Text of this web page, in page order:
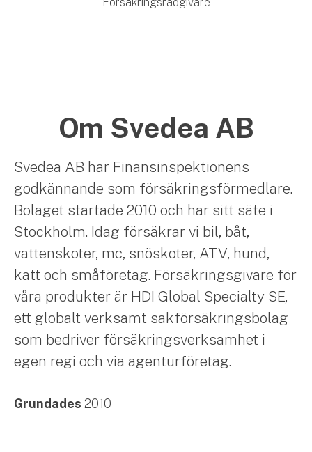
Om Svedea AB
Svedea AB har Finansinspektionens
godkännande som försäkringsförmedlare.
Bolaget startade 2010 och har sitt säte i
Stockholm. Idag försäkrar vi bil, båt,
vattenskoter, mc, snöskoter, ATV, hund,
katt och småföretag. Försäkringsgivare för
våra produkter är HDI Global Specialty SE,
ett globalt verksamt sakförsäkringsbolag
som bedriver försäkringsverksamhet i
egen regi och via agenturföretag.
Grundades 2010